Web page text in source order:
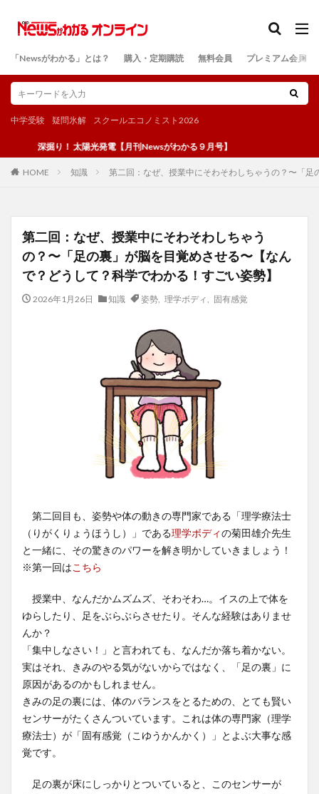
「Newsがわかる」とは？ 購入・定期購読 無料会員 プレミアム会員
中学受験 疑問氷解 スクールエコノミスト2026
深掘り！ 太陽光発電【月刊Newsがわかる９月号】
HOME 知識 第二回：なぜ、授業中にそわそわしちゃうの？〜「
第二回：なぜ、授業中にそわそわしちゃう
の？〜「足の裏」が脳を目覚めさせる〜【なん
で？どうして？科学でわかる！すごい姿勢】
2026年1月26日 知識 姿勢, 理学ボディ 固有感覚
第二回目も、姿勢や体の動きの専門家である「理学療法士
（りがくりょうほうし）」である理学ボディの菊田雄介先生
と一緒に、その驚きのパワーを解き明かしていきましょう！
※第一回はこちら
授業中、なんだかムズムズ、そわそわ…。イスの上で体を
ゆらしたり、足をぶらぶらさせたり。そんな経験はありませ
んか？
「集中しなさい！」と言われても、なんだか落ち着かない。
実はそれ、きみのやる気がないからではなく、「足の裏」に
原因があるのかもしれません。
きみの足の裏には、体のバランスをとるための、とても賢い
センサーがたくさんついています。これは体の専門家（理学
療法士）が「固有感覚（こゆうかんかく）」とよぶ大事な感
覚です。
足の裏が床にしっかりとついていると、このセンサーが
検索